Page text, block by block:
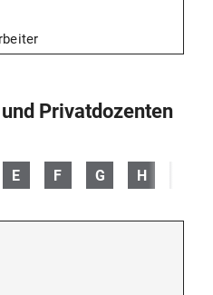
Privatdozenten
E F G H